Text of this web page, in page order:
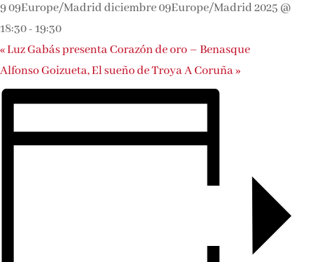
9 09Europe/Madrid diciembre 09Europe/Madrid 2025 @
18:30-19:30
«Luz Gabás presenta Corazón de oro – Benasque
Alfonso Goizueta, El sueño de Troya A Coruña»